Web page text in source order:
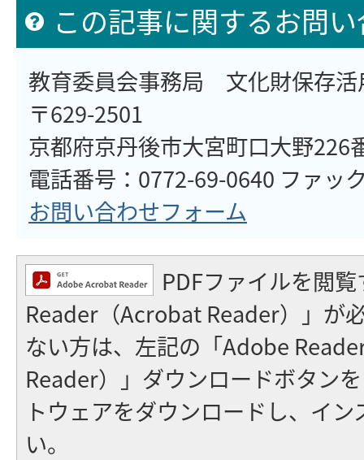
この記事に関するお問
教育委員会事務局 文化財保存活
〒629-2501
京都府京丹後市大宮町口大野226
電話番号：0772-69-0640 ファッ
お問い合わせフォーム
PDFファイルを閲
Reader（Acrobat Reader）」が
ない方は、左記の「Adobe
Reader）」ダウンロードボタン
トウェアをダウンロードし、イ
い。